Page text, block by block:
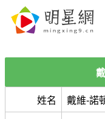
姓名 戴維-諾